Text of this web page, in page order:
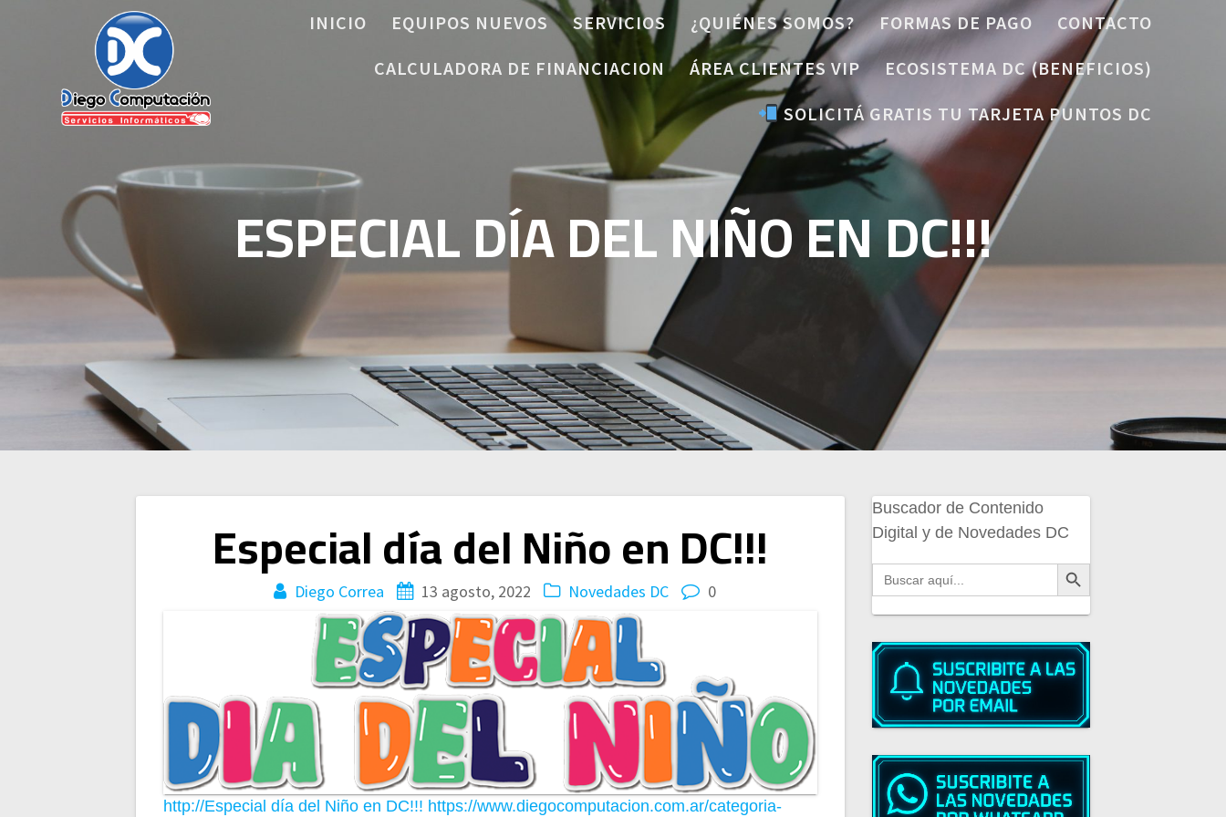
INICIO EQUIPOS NUEVOS SERVICIOS ¿QUIÉNES SOMOS? FORMAS DE PAGO
CONTACTO
CALCULADORA DE FINANCIACION
ÁREA CLIENTES VIP
ECOSISTEMA DC (BENEFICIOS)
SOLICITÁ GRATIS TU TARJETA PUNTOS DC
ESPECIAL DÍA DEL NIÑO EN DC!!!
Especial día del Niño en DC!!!
Diego Correa 13 agosto, 2022 Novedades DC 0
http://Especial día del Niño en DC!!! https://www.diegocomputacion.com.ar/categoria-
Navegación
de
Buscador de Contenido
Digital y de Novedades DC
Buscar: Botón de búsqueda